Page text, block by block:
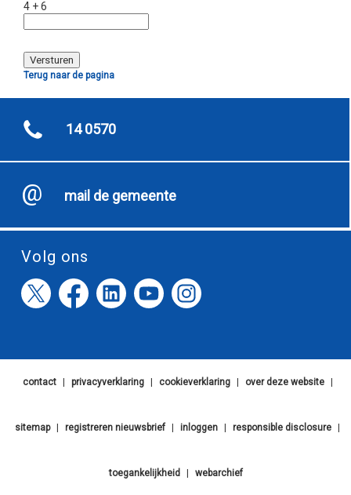
4 + 6
Terug naar de pagina
14 0570
mail de gemeente
Volg ons
contact privacyverklaring cookieverklaring over deze website
sitemap registreren nieuwsbrief inloggen responsible disclosure
toegankelijkheid webarchief